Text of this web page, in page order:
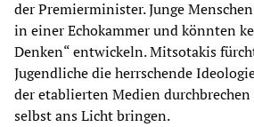
der Premierminister. Junge
in einer Echokammer und könnten
Denken“ entwickeln. Mitsotakis
Jugendliche die herrschende
der etablierten Medien
selbst ans Licht bringen.